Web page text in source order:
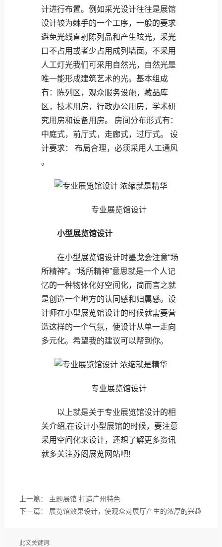
计进行布置。例如采光设计往往是展馆
设计较为棘手的一个工序，一般的要求
避免光线直射陈列品和产生眩光，采光
口不占用或者少占用成列墙面。不采用
人工灯光我们可采用自然光，自然光是
唯一能形成建筑艺术的光。基本组成
有：陈列区，观众服务设施，藏品库
区，技术用房，行政办公用房，学术研
究用房和设备用房。 房间分布形式有：
中庭式，前厅式，走廊式，过厅式。 设
计要求： 布局合理，必须采用人工通风
。
专业展览馆设计
小型展览馆设计
在小型展览馆设计时墨戈会注意“场
所精神”。“场所精神”意思就是一个人记
忆的一种物体化好空间化，简而言之就
是创造一个地方的认同感和归属感。设
计师在小型展览馆设计的时候就需要营
造这样的一个气氛，使设计从单一走向
多元化。希望我的建议可以帮到你。
专业展览馆设计
以上就是关于专业展览馆设计的相
关介绍,在设计小型展馆的时候，要注意
采用空间化来设计，还想了解更多资讯
就多关注苏阁展览网站吧!
上一篇： 主题展馆 打造广州特色
下一篇： 展览馆效果设计，使观众对展厅产生的浓厚的兴趣
此文关键词: